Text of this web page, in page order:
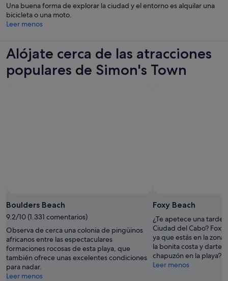
Una buena forma de explorar la ciudad y el entorno es alquilar una
bicicleta o una moto.
Leer menos
Alójate cerca de las atracciones
populares de Simon's Town
Boulders Beach
9.2/10 (1.331 comentarios)
Observa de cerca una colonia de pingüinos
africanos entre las espectaculares
formaciones rocosas de esta playa, que
también ofrece unas excelentes condiciones
para nadar.
Leer menos
Foxy Beach
¿Te apetece una
Ciudad del Cabo?
ya que estás en la
la bonita costa y darte
chapuzón en la playa?
Leer menos